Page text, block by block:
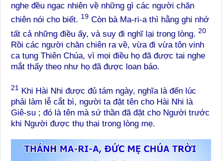
nghe đều ngạc nhiên về những gì các người chăn
chiên nói cho biết. 19 Còn bà Ma-ri-a thì hằng ghi nhớ
tất cả những điều ấy, và suy đi nghĩ lại trong lòng.20
Rồi các người chăn chiên ra về, vừa đi vừa tôn vinh
ca tụng Thiên Chúa, vì mọi điều họ đã được tai nghe
mắt thấy theo như họ đã được loan báo.
21 Khi Hài Nhi được đủ tám ngày, nghĩa là đến lúc
phải làm lễ cắt bì, người ta đặt tên cho Hài Nhi là
Giê-su ; đó là tên mà sứ thần đã đặt cho Người trước
khi Người được thụ thai trong lòng mẹ.